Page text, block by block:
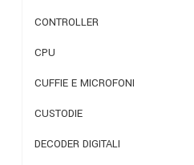
CONTROLLER
CPU
CUFFIE E MICROFONI
CUSTODIE
DECODER DIGITALI